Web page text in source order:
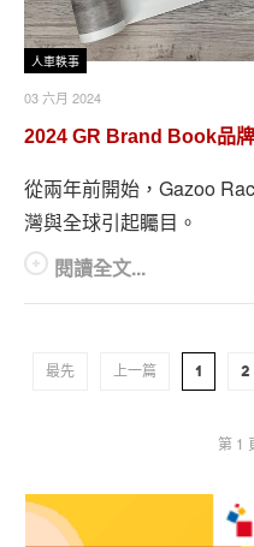
人車軼事
03 六月 2024
2024 GR Brand Book品
從兩年前開始，Gazoo
灣與全球引起矚目。
閱讀全文...
最先 上一篇 1 2
第 1